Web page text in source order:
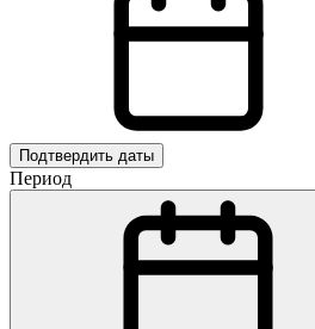
Подтвердить даты
Период